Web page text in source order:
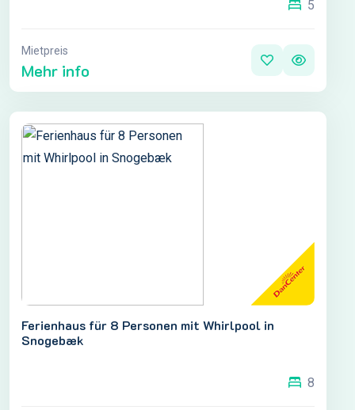
5
Mietpreis
Mehr info
Ferienhaus für 8 Personen mit Whirlpool in
Snogebæk
8